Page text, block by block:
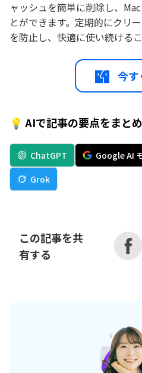
ャッシュを簡単に削除し、
とができます。定期的にクリ
を防止し、快適に使い続ける
今
💡 AIで記事の要点をまと
ChatGPT Google AI
Grok
この記事を共
有する